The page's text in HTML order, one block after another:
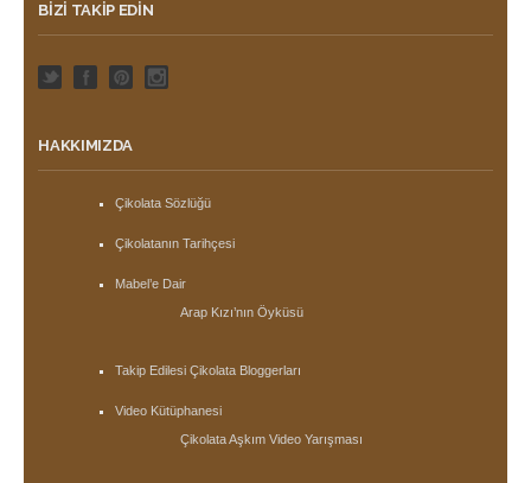
BIZI TAKIP EDIN
HAKKIMIZDA
Çikolata Sözlüğü
Çikolatanın Tarihçesi
Mabel’e Dair
Arap Kızı’nın Öyküsü
Takip Edilesi Çikolata Bloggerları
Video Kütüphanesi
Çikolata Aşkım Video Yarışması